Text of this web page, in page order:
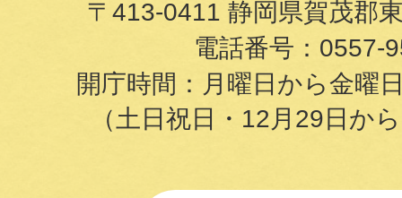
〒413-0411 静岡県賀茂郡
電話番号： 0557-
開庁時間：月曜日から金曜
（土日祝日・12月29日か